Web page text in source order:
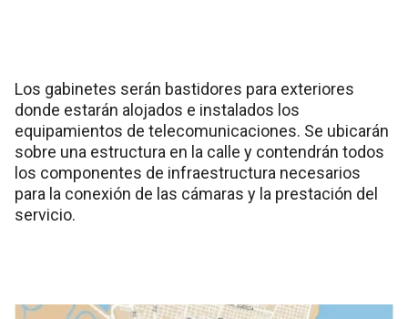
Los gabinetes serán bastidores para exteriores
donde estarán alojados e instalados los
equipamientos de telecomunicaciones. Se ubicarán
sobre una estructura en la calle y contendrán todos
los componentes de infraestructura necesarios
para la conexión de las cámaras y la prestación del
servicio.